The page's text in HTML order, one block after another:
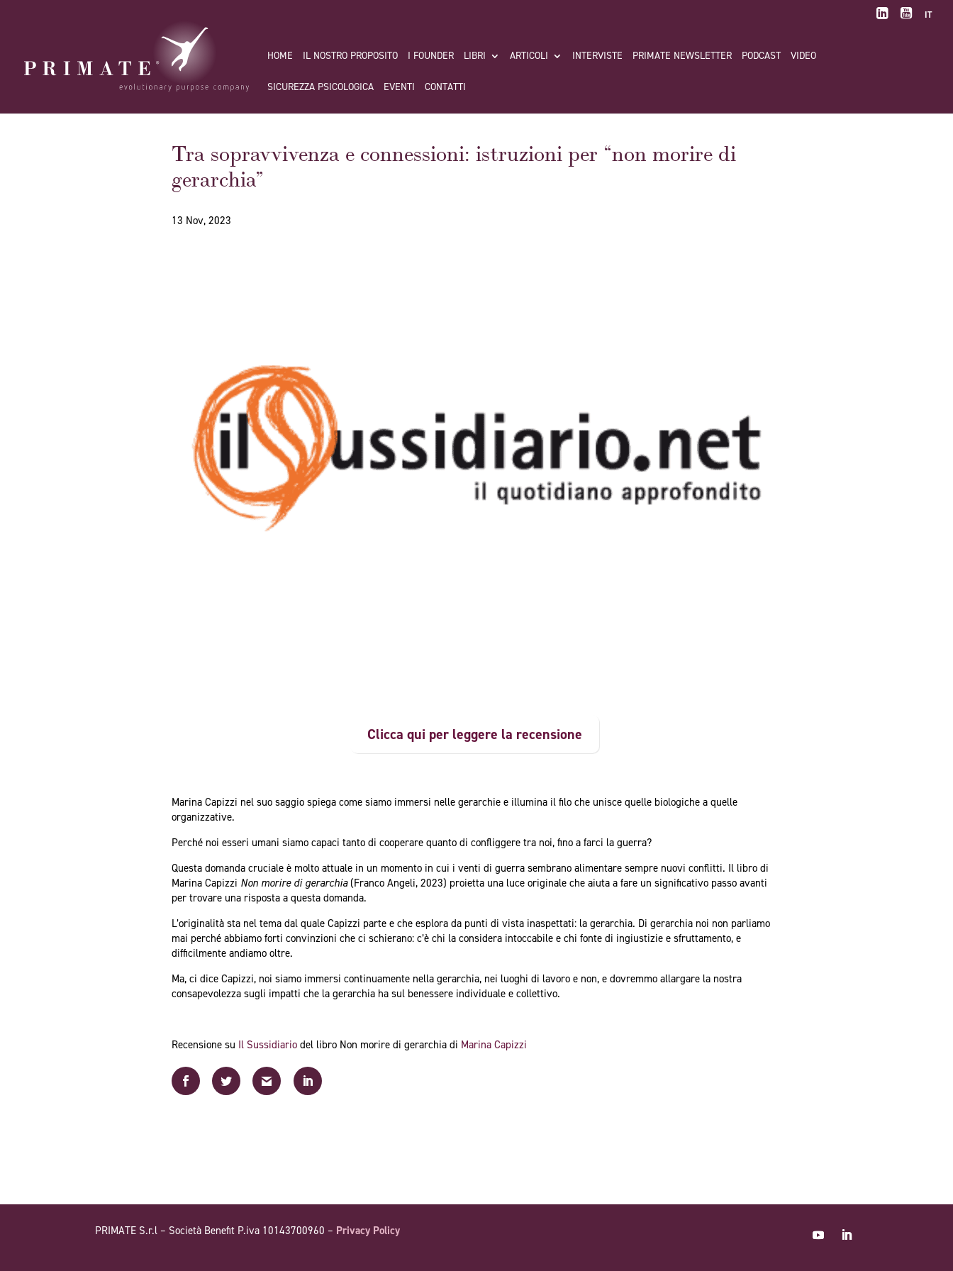
IT
HOME IL NOSTRO PROPOSITO I FOUNDER LIBRI ARTICOLI INTERVISTE PRIMATE NEWSLETTER PODCAST VIDEO
SICUREZZA PSICOLOGICA EVENTI CONTATTI
Tra sopravvivenza e connessioni: istruzioni per “non morire di
gerarchia”
13 Nov, 2023
Clicca qui per leggere la recensione
Marina Capizzi nel suo saggio spiega come siamo immersi nelle gerarchie e illumina il filo che unisce quelle biologiche a quelle
organizzative.
Perché noi esseri umani siamo capaci tanto di cooperare quanto di confliggere tra noi, fino a farci la guerra?
Questa domanda cruciale è molto attuale in un momento in cui i venti di guerra sembrano alimentare sempre nuovi conflitti. Il libro di
Marina Capizzi Non morire di gerarchia (Franco Angeli, 2023) proietta una luce originale che aiuta a fare un significativo passo avanti
per trovare una risposta a questa domanda.
L’originalità sta nel tema dal quale Capizzi parte e che esplora da punti di vista inaspettati: la gerarchia. Di gerarchia noi non parliamo
mai perché abbiamo forti convinzioni che ci schierano: c’è chi la considera intoccabile e chi fonte di ingiustizie e sfruttamento, e
difficilmente andiamo oltre.
Ma, ci dice Capizzi, noi siamo immersi continuamente nella gerarchia, nei luoghi di lavoro e non, e dovremmo allargare la nostra
consapevolezza sugli impatti che la gerarchia ha sul benessere individuale e collettivo.
Recensione su Il Sussidiario del libro Non morire di gerarchia di Marina Capizzi
PRIMATE S.r.l – Società Benefit P.iva 10143700960 – Privacy Policy